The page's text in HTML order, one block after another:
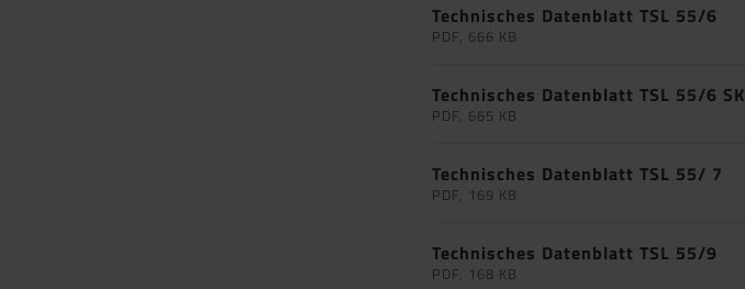
Technisches Datenblatt TSL 55/6
PDF, 666 KB
Technisches Datenblatt TSL 55/6 SK
PDF, 665 KB
Technisches Datenblatt TSL 55/ 7
PDF, 169 KB
Technisches Datenblatt TSL 55/9
PDF, 168 KB